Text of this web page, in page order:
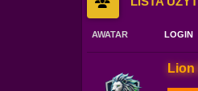
AWATAR LOGIN
Lion